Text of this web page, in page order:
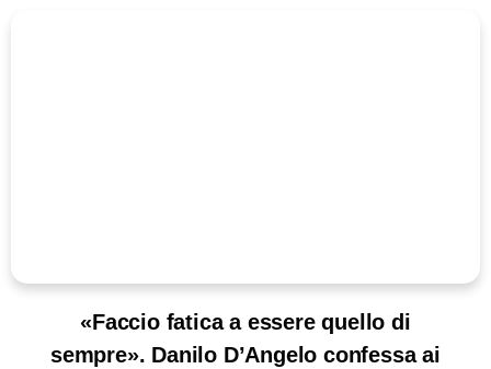
«Faccio fatica a essere quello di
sempre». Danilo D’Angelo confessa ai